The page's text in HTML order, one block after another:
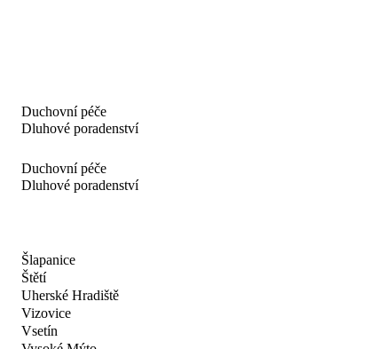
Duchovní péče
Dluhové poradenství
Duchovní péče
Dluhové poradenství
Šlapanice
Štětí
Uherské Hradiště
Vizovice
Vsetín